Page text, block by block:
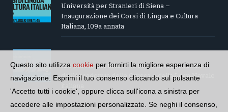
Università per Stranieri di Siena –
Inaugurazione dei Corsi di Lingua e Cultura
Italiana, 109a annata
“Le parole del mare”: la serie di video ideata
dall’Accademia della Crusca e dalla Lega Navale
Questo sito utilizza cookie per fornirti la migliore esperienza di
navigazione. Esprimi il tuo consenso cliccando sul pulsante
'Accetto tutti i cookie', oppure clicca sull'icona a sinistra per
accedere alle impostazioni personalizzate. Se neghi il consenso,